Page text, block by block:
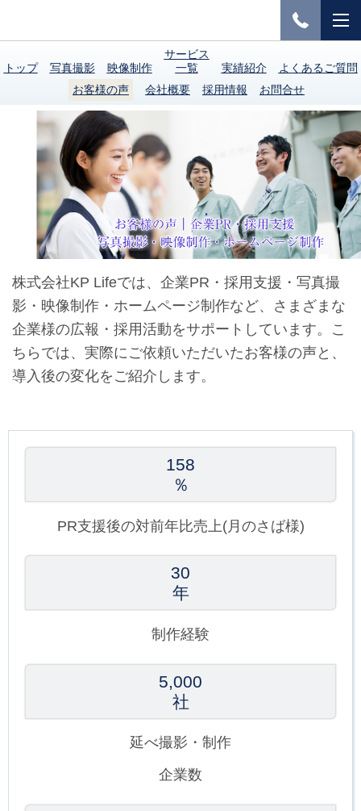
トップ 写真撮影 映像制作
サービス
一覧
実績紹介
よくあるご質問
お客様の声
会社概要 採用情報 お問合せ
株式会社KP Lifeでは、企業PR・採用支援・写真撮
影・映像制作・ホームページ制作など、さまざまな
企業様の広報・採用活動をサポートしています。こ
ちらでは、実際にご依頼いただいたお客様の声と、
導入後の変化をご紹介します。
158
％
PR支援後の対前年比売上(月のさば様)
30
年
制作経験
5,000
社
延べ撮影・制作
企業数